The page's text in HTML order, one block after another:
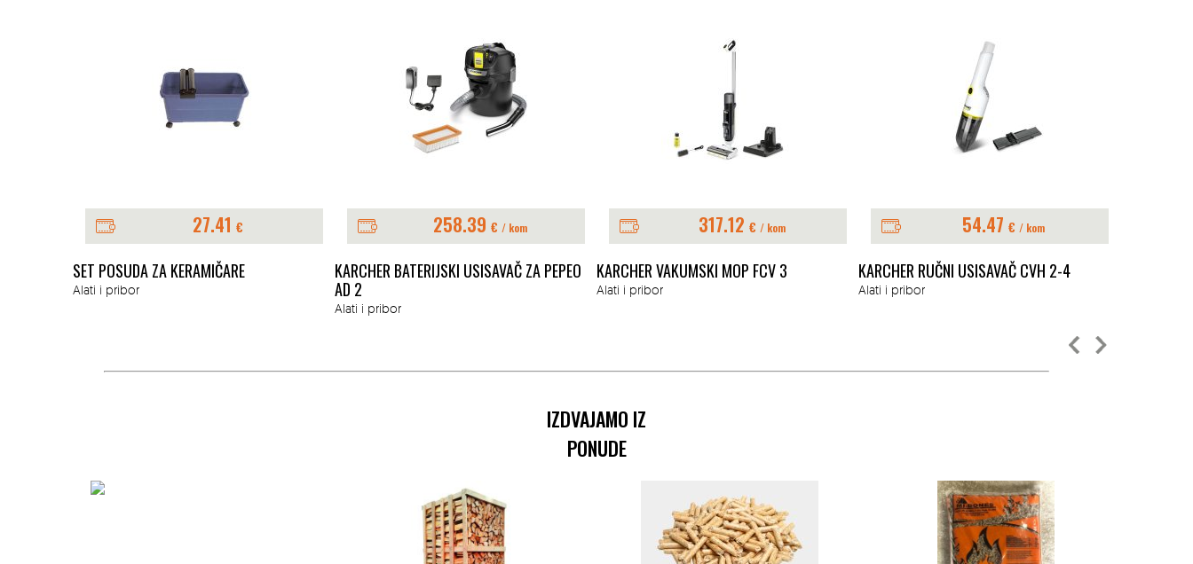
27.41 €
SET POSUDA ZA KERAMIČARE
Alati i pribor
258.39 € / kom
KARCHER BATERIJSKI USISAVAČ ZA PEPEO
AD 2
Alati i pribor
317.12 € / kom
KARCHER VAKUMSKI MOP FCV 3
Alati i pribor
54.47 € / kom
KARCHER RUČNI USISAVAČ CVH 2-4
Alati i pribor
IZDVAJAMO IZ
PONUDE